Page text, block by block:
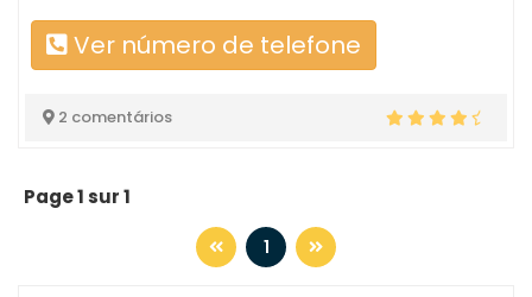
Ver número de telefone
2 comentários
Page 1 sur 1
1